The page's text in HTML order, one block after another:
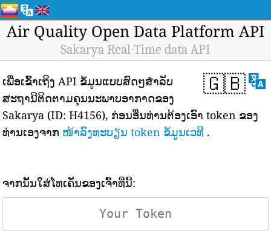
Air Quality Open Data Platform API
Sakarya Real-Time data API
🇬🇧
ເພື່ອເຂົ້າເຖິງ API ຂໍ້ມູນແບບສົດໆສຳລັບ
ສະຖານີຕິດຕາມຄຸນນະພາບອາກາດຂອງ
Sakarya (ID: H4156), ກ່ອນອື່ນທ່ານຕ້ອງເອົາ token ຂອງ
ທ່ານເອງຈາກ ໜ້າລົງທະບຽນ token ຂໍ້ມູນເວທີ .
ຈາກນັ້ນໃສ່ໂທເຄັນຂອງເຈົ້າທີ່ນີ້: